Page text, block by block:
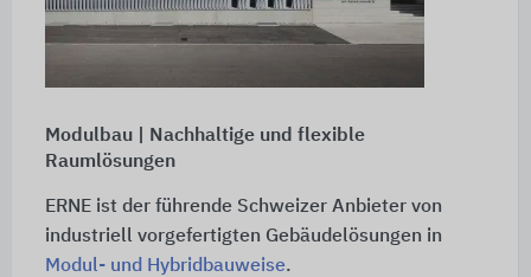
Modulbau | Nachhaltige und flexible
Raumlösungen
ERNE ist der führende Schweizer Anbieter von
industriell vorgefertigten Gebäudelösungen in
Modul- und Hybridbauweise.